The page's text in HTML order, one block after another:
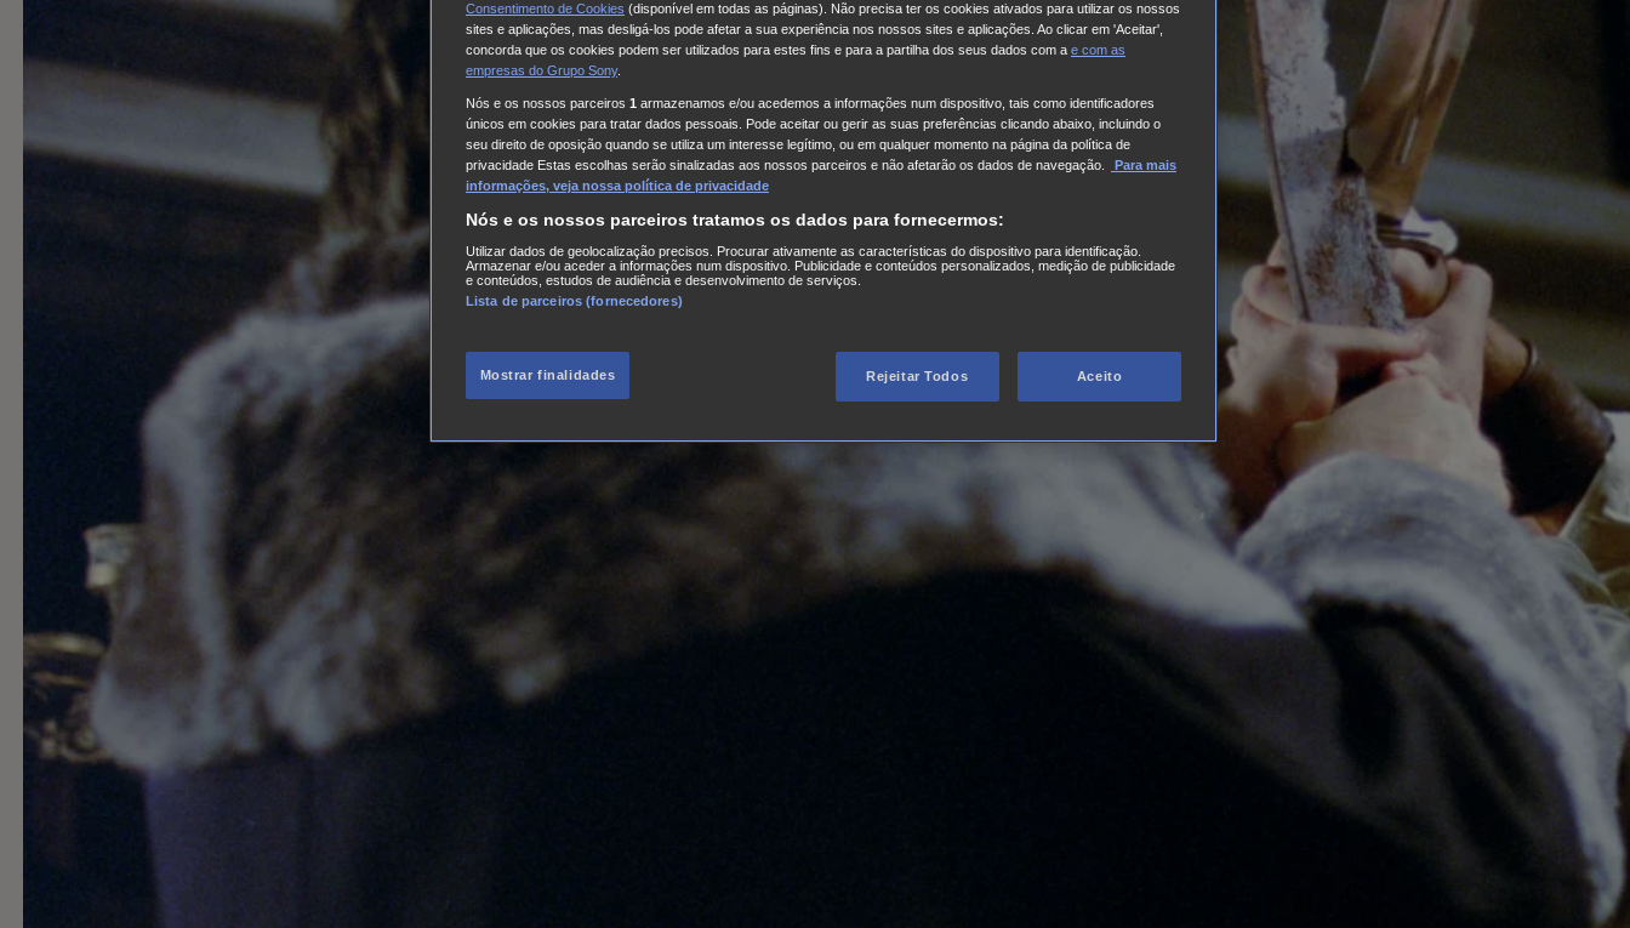
Consentimento de Cookies (disponível em todas as páginas). Não precisa ter os cookies ativados para utilizar os nossos
sites e aplicações, mas desligá-los pode afetar a sua experiência nos nossos sites e aplicações. Ao clicar em 'Aceitar',
concorda que os cookies podem ser utilizados para estes fins e para a partilha dos seus dados com a e com as
empresas do Grupo Sony.
Nós e os nossos parceiros 1 armazenamos e/ou acedemos a informações num dispositivo, tais como identificadores
únicos em cookies para tratar dados pessoais. Pode aceitar ou gerir as suas preferências clicando abaixo, incluindo o
seu direito de oposição quando se utiliza um interesse legítimo, ou em qualquer momento na página da política de
privacidade Estas escolhas serão sinalizadas aos nossos parceiros e não afetarão os dados de navegação.
Para mais
informações, veja nossa política de privacidade
Nós e os nossos parceiros tratamos os dados para fornecermos:
Utilizar dados de geolocalização precisos. Procurar ativamente as características do dispositivo para identificação.
Armazenar e/ou aceder a informações num dispositivo. Publicidade e conteúdos personalizados, medição de publicidade
e conteúdos, estudos de audiência e desenvolvimento de serviços.
Lista de parceiros (fornecedores)
Mostrar finalidades Rejeitar Todos Aceito